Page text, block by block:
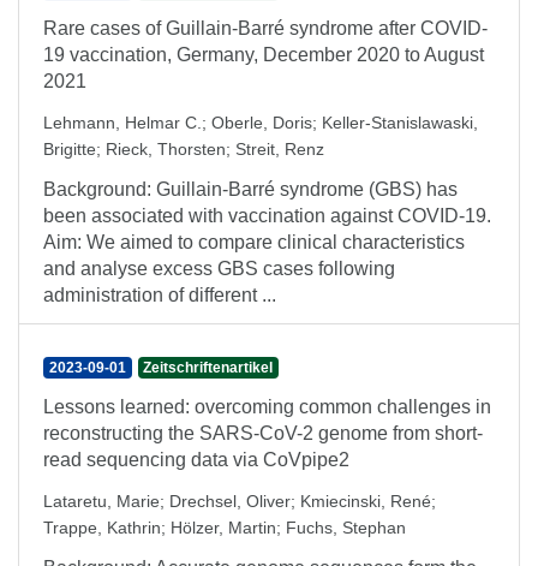
Rare cases of Guillain-Barré syndrome after COVID-
19 vaccination, Germany, December 2020 to August
2021
Lehmann, Helmar C. ; Oberle, Doris; Keller-Stanislawaski,
Brigitte; Rieck, Thorsten; Streit, Renz
Background: Guillain-Barré syndrome (GBS) has
been associated with vaccination against COVID-19.
Aim: We aimed to compare clinical characteristics
and analyse excess GBS cases following
administration of different ...
2023-09-01 Zeitschriftenartikel
Lessons learned: overcoming common challenges in
reconstructing the SARS-CoV-2 genome from short-
read sequencing data via CoVpipe2
Lataretu, Marie; Drechsel, Oliver; Kmiecinski, René;
Trappe, Kathrin; Hölzer, Martin; Fuchs, Stephan